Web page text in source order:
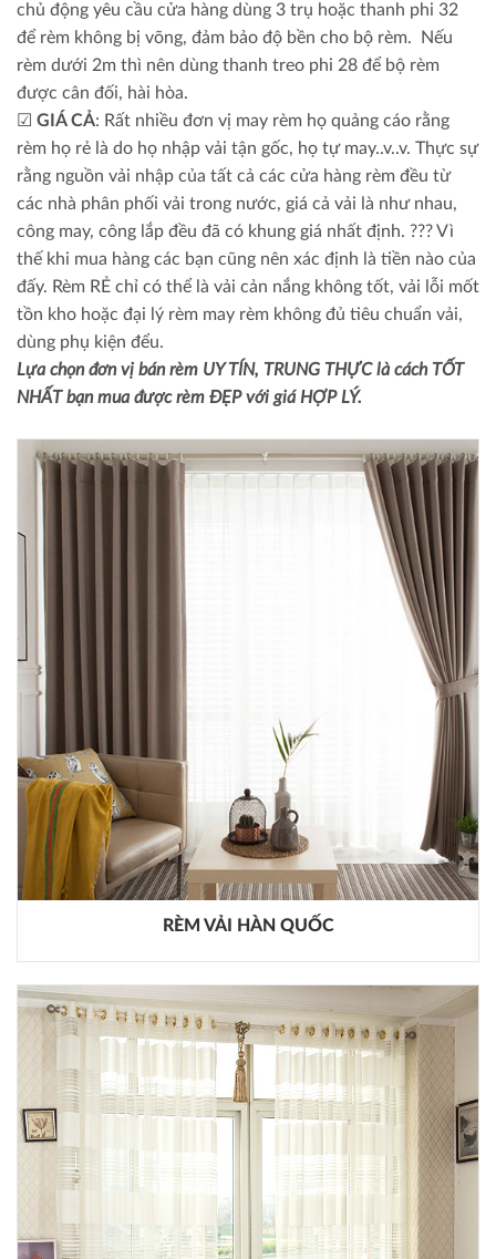
chủ động yêu cầu cửa hàng dùng 3 trụ hoặc thanh phi 32
để rèm không bị võng, đảm bảo độ bền cho bộ rèm. Nếu
rèm dưới 2m thì nên dùng thanh treo phi 28 để bộ rèm
được cân đối, hài hòa.
☑ GIÁ CẢ: Rất nhiều đơn vị may rèm họ quảng cáo rằng
rèm họ rẻ là do họ nhập vải tận gốc, họ tự may..v..v. Thực sự
rằng nguồn vải nhập của tất cả các cửa hàng rèm đều từ
các nhà phân phối vải trong nước, giá cả vải là như nhau,
công may, công lắp đều đã có khung giá nhất định. ??? Vì
thế khi mua hàng các bạn cũng nên xác định là tiền nào của
đấy. Rèm RẺ chỉ có thể là vải cản nắng không tốt, vải lỗi mốt
tồn kho hoặc đại lý rèm may rèm không đủ tiêu chuẩn vải,
dùng phụ kiện đểu.
Lựa chọn đơn vị bán rèm UY TÍN, TRUNG THỰC là cách TỐT
NHẤT bạn mua được rèm ĐẸP với giá HỢP LÝ.
RÈM VẢI HÀN QUỐC